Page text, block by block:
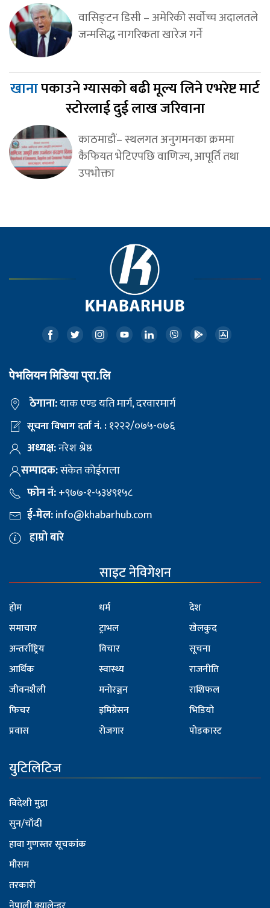
वासिङ्टन डिसी – अमेरिकी सर्वोच्च अदालतले
जन्मसिद्ध नागरिकता खारेज गर्ने
खानापकाउने ग्यासको बढी मूल्य लिने एभरेष्ट मार्ट
स्टोरलाई दुई लाख जरिवाना
काठमाडौं– स्थलगत अनुगमनका क्रममा
कैफियत भेटिएपछि वाणिज्य, आपूर्ति तथा
उपभोक्ता
पेभलियन मिडिया प्रा.लि
ठेगाना:याक एण्ड यति मार्ग, दरवारमार्ग
सूचना विभाग दर्ता नं. :१२२२/०७५-०७६
अध्यक्ष:नरेश श्रेष्ठ
सम्पादक:संकेत कोईराला
फोन नं:+९७७-१-५३४९१५८
ई-मेल:info@khabarhub.com
हाम्रो बारे
साइट नेविगेशन
होम
समाचार
अन्तर्राष्ट्रिय
आर्थिक
जीवनशैली
फिचर
प्रवास
धर्म
ट्राभल
विचार
स्वास्थ्य
मनोरञ्जन
इमिग्रेसन
रोजगार
देश
खेलकुद
सूचना
राजनीति
राशिफल
भिडियो
पोडकास्ट
युटिलिटिज
विदेशी मुद्रा
सुन/चाँदी
हावा गुणस्तर सूचकांक
मौसम
तरकारी